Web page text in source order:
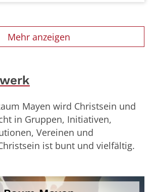
Mehr anzeigen
Mayen wird Christsein und
in Gruppen, Initiativen,
Vereinen und
ist bunt und vielfältig.